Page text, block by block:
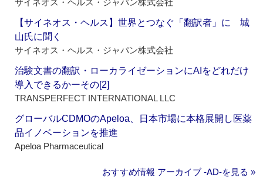
サイネオス・ヘルス・ジャパン株式会社
【サイネオス・ヘルス】世界とつなぐ「翻訳者」に 城
山氏に聞く
サイネオス・ヘルス・ジャパン株式会社
治験文書の翻訳・ローカライゼーションにAIをどれだけ
導入できるかーその[2]
TRANSPERFECT INTERNATIONAL LLC
グローバルCDMOのApeloa、日本市場に本格展開し医薬
品イノベーションを推進
Apeloa Pharmaceutical
おすすめ情報 アーカイブ ‐AD‐を見る »